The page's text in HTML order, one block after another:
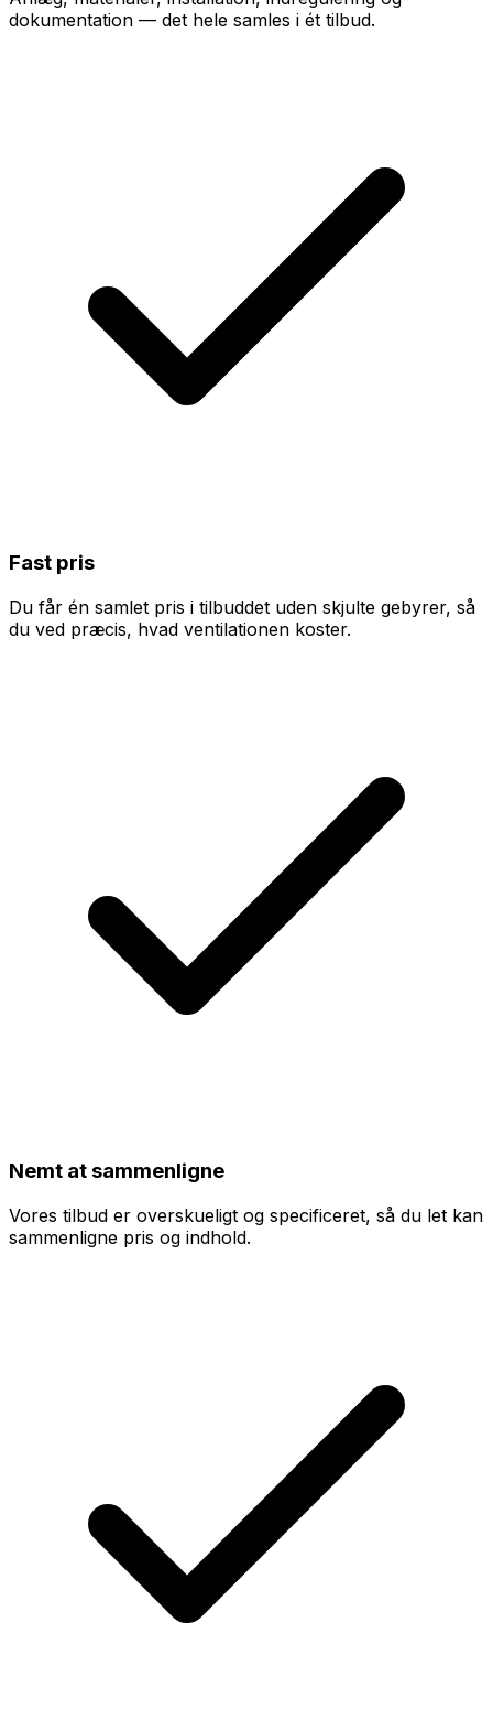
dokumentation — det hele samles i ét tilbud.
Fast pris
Du får én samlet pris i tilbuddet uden skjulte gebyrer, så
du ved præcis, hvad ventilationen koster.
Nemt at sammenligne
Vores tilbud er overskueligt og specificeret, så du let kan
sammenligne pris og indhold.